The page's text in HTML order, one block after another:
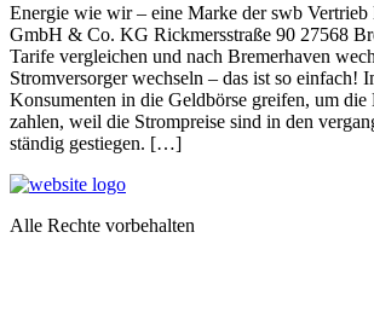
Energie wie wir – eine Marke der swb Vertrieb
GmbH & Co. KG Rickmersstraße 90 27568
Tarife vergleichen und nach Bremerhaven
Stromversorger wechseln – das ist so einfach!
Konsumenten in die Geldbörse greifen, um die
zahlen, weil die Strompreise sind in den
ständig gestiegen. […]
Alle Rechte vorbehalten